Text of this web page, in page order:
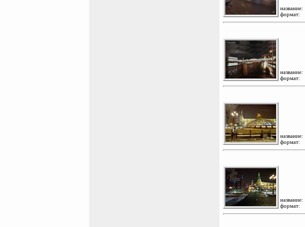
название:
формат:
название:
формат:
название:
формат:
название:
формат: